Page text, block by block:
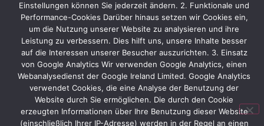
Einstellungen können Sie jederzeit ändern. 2. Funktionale und
Performance-Cookies Darüber hinaus setzen wir Cookies ein,
um die Nutzung unserer Website zu analysieren und ihre
Leistung zu verbessern. Dies hilft uns, unsere Inhalte besser
auf die Interessen unserer Besucher auszurichten. 3. Einsatz
von Google Analytics Wir verwenden Google Analytics, einen
Webanalysedienst der Google Ireland Limited. Google Analytics
verwendet Cookies, die eine Analyse der Benutzung der
Website durch Sie ermöglichen. Die durch den Cookie
erzeugten Informationen über Ihre Benutzung dieser Website
(einschließlich Ihrer IP-Adresse) werden in der Regel an einen